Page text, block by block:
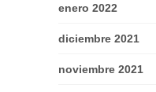
enero 2022
diciembre 2021
noviembre 2021